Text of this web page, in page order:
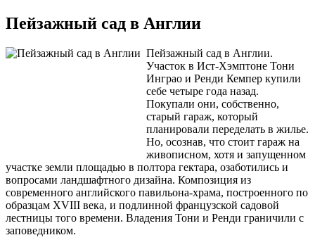
Пейзажный сад в Англии
Пейзажный сад в Англии.
Участок в Ист-Хэмптоне Тони
Инграо и Ренди Кемпер купили
себе четыре года назад.
Покупали они, собственно,
старый гараж, который
планировали переделать в жилье.
Но, осознав, что стоит гараж на
живописном, хотя и запущенном
участке земли площадью в полтора гектара, озаботились и
вопросами ландшафтного дизайна. Композиция из
современного английского павильона-храма, построенного по
образцам XVIII века, и подлинной французской садовой
лестницы того времени. Владения Тони и Ренди граничили с
заповедником.